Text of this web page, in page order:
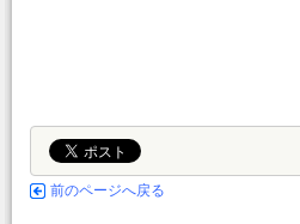
前のページへ戻る